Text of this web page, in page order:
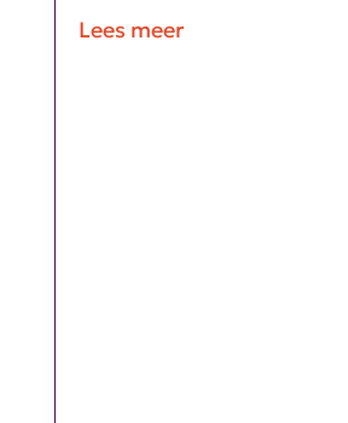
Lees meer